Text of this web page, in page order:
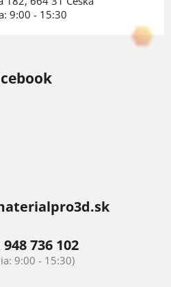
948 736 102
9:00 - 15:30